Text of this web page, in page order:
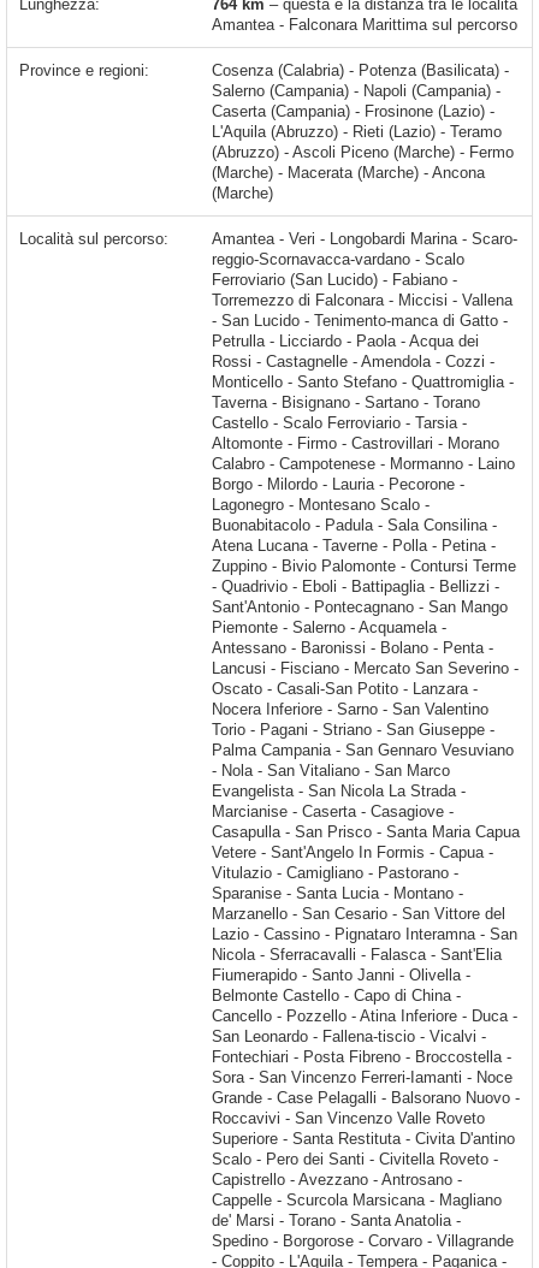
Lunghezza: 764 km – questa è la distanza tra le località
Amantea - Falconara Marittima sul percorso
Province e regioni:
Cosenza (Calabria) - Potenza (Basilicata) -
Salerno (Campania) - Napoli (Campania) -
Caserta (Campania) - Frosinone (Lazio) -
L'Aquila (Abruzzo) - Rieti (Lazio) - Teramo
(Abruzzo) - Ascoli Piceno (Marche) - Fermo
(Marche) - Macerata (Marche) - Ancona
(Marche)
Località sul percorso: Amantea - Veri - Longobardi Marina - Scaro-reggio-Scornavacca-vardano - Scalo Ferroviario (San Lucido) - Fabiano - Torremezzo di Falconara - Miccisi - Vallena - San Lucido - Tenimento-manca di Gatto - Petrulla - Licciardo - Paola - Acqua dei Rossi - Castagnelle - Amendola - Cozzi - Monticello - Santo Stefano - Quattromiglia - Taverna - Bisignano - Sartano - Torano Castello - Scalo Ferroviario - Tarsia - Altomonte - Firmo - Castrovillari - Morano Calabro - Campotenese - Mormanno - Laino Borgo - Milordo - Lauria - Pecorone